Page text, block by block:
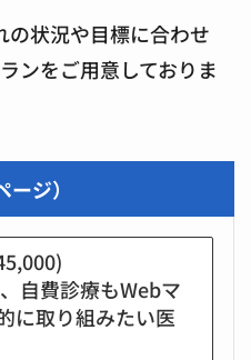
状況や目標に合わせ
ンをご用意しておりま
ジ）
自費診療もWebマ
に取り組みたい医